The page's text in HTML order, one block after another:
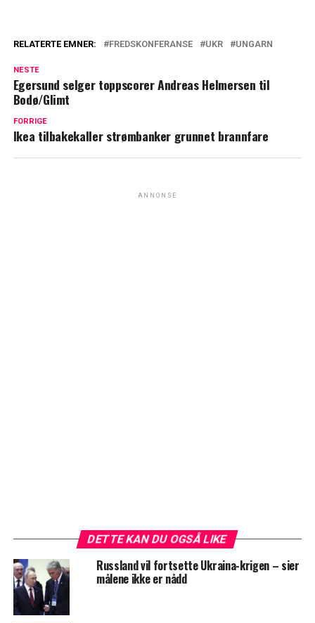
RELATERTE EMNER: FREDSKONFERANSE UKR UNGARN
NESTE
Egersund selger toppscorer Andreas Helmersen til
Bodø/Glimt
FORRIGE
Ikea tilbakekaller strømbanker grunnet brannfare
ANNONSE
DETTE KAN DU OGSÅ LIKE
Russland vil fortsette Ukraina-krigen – sier
målene ikke er nådd